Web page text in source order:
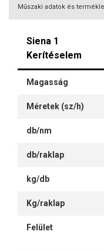
Műszaki adatok és
Siena 1
Kerítéselem
Magasság
Méretek (sz/h)
db/nm
db/raklap
kg/db
Kg/raklap
Felület